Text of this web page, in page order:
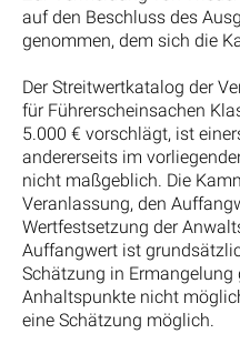
auf den Beschluss des
genommen, dem sich die
Der Streitwertkatalog der
für Führerscheinsachen
5.000 € vorschlägt, ist
andererseits im
nicht maßgeblich. Die
Veranlassung, den
Wertfestsetzung der
Auffangwert ist
Schätzung in
Anhaltspunkte nicht
eine Schätzung möglich.